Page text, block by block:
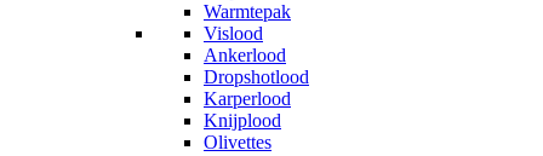
Warmtepak
Vislood
Ankerlood
Dropshotlood
Karperlood
Knijplood
Olivettes